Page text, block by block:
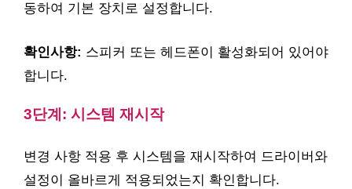
동하여 기본 장치로 설정합니다.
확인사항: 스피커 또는 헤드폰이 활성화되어 있어야
합니다.
3단계: 시스템 재시작
변경 사항 적용 후 시스템을 재시작하여 드라이버와
설정이 올바르게 적용되었는지 확인합니다.